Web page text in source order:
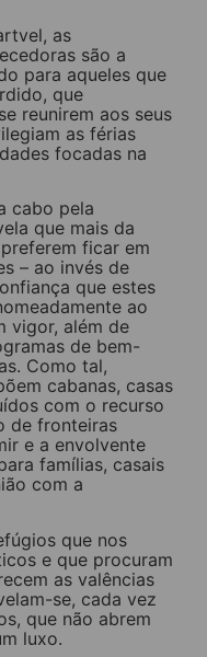
as
são a
para aqueles que
que
reunirem aos seus
as férias
focadas na
cabo pela
que mais da
ficar em
– ao invés de
que estes
ao
vigor, além de
de bem-
Como tal,
cabanas, casas
com o recurso
de fronteiras
e a envolvente
famílias, casais
com a
que nos
e que procuram
as valências
se, cada vez
que não abrem
luxo.